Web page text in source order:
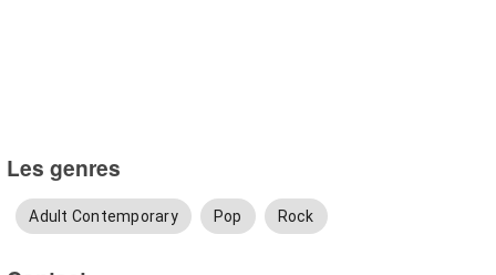
Les genres
Adult Contemporary Pop Rock